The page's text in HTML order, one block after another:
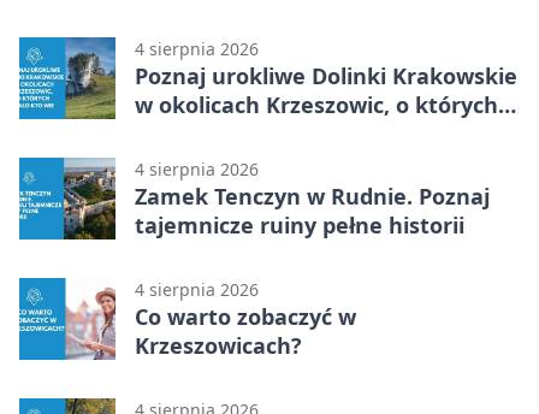
4 sierpnia 2026
Poznaj urokliwe Dolinki Krakowskie
w okolicach Krzeszowic, o których
4 sierpnia 2026
Zamek Tenczyn w Rudnie. Poznaj
tajemnicze ruiny pełne historii
4 sierpnia 2026
Co warto zobaczyć w
Krzeszowicach?
4 sierpnia 2026